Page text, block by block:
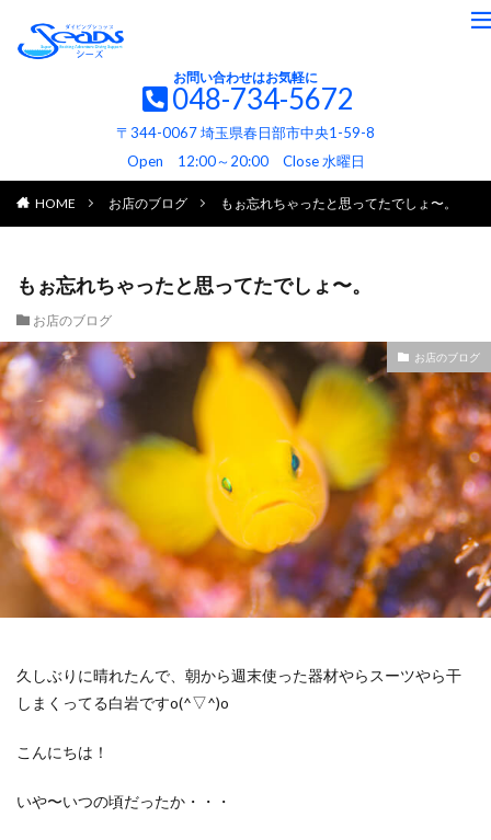
お問い合わせはお気軽に
048-734-5672
〒344-0067 埼玉県春日部市中央1-59-8
Open 12:00～20:00 Close 水曜日
HOME お店のブログ もぉ忘れちゃったと思ってたでしょ〜。
もぉ忘れちゃったと思ってたでしょ〜。
お店のブログ
お店のブログ
久しぶりに晴れたんで、朝から週末使った器材やらスーツやら干
しまくってる白岩ですo(^▽^)o
こんにちは！
いや〜いつの頃だったか・・・